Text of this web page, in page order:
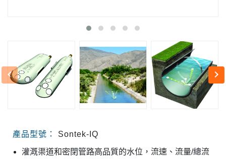
keyboard_arrow_left keyboard_arrow_right
產品型號： Sontek-IQ
灌溉渠道和密閉管路高品質的水位，流速、流量/總流